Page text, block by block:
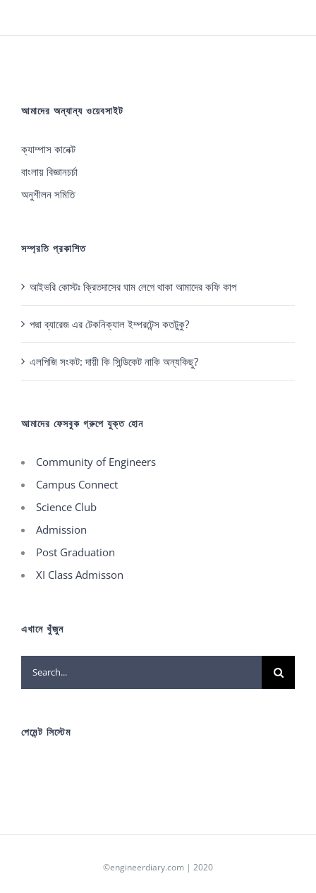
আমাদের অন্যান্য ওয়েবসাইট
ক্যাম্পাস কানেক্ট
বাংলায় বিজ্ঞানচর্চা
অনুশীলন সমিতি
সম্প্রতি প্রকাশিত
আইভরি কোস্টঃ ক্রিতদাসের ঘাম লেগে থাকা আমাদের কফি কাপ
পদ্মা ব্যারেজ এর টেকনিক্যাল ইম্পরটেন্স কতটুকু?
এলপিজি সংকট: দায়ী কি সিন্ডিকেট নাকি অন্যকিছু?
আমাদের ফেসবুক গ্রুপে যুক্ত হোন
Community of Engineers
Campus Connect
Science Club
Admission
Post Graduation
XI Class Admisson
এখানে খুঁজুন
Search
for:
পেমেন্ট সিস্টেম
©engineerdiary.com | 2020